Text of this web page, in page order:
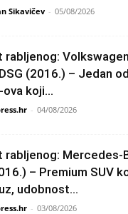
Sikavičev - 05/08/2026
rabljenog:
(2016.) – Jedan
ova koji...
- 04/08/2026
rabljenog: Mercedes-
– Premium SUV
udobnost...
- 03/08/2026